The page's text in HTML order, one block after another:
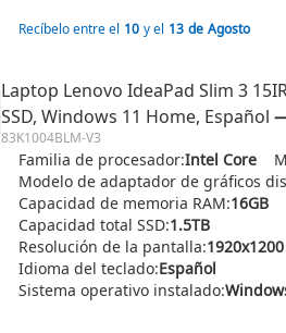
Recíbelo entre el 10 y el 13 de Agosto
Laptop Lenovo IdeaPad Slim 3
SSD, Windows 11 Home, Español
83K1004BLM-V3
Familia de procesador:Intel Core
Modelo de adaptador de gráficos
Capacidad de memoria RAM:16GB
Capacidad total SSD:1.5TB
Resolución de la pantalla:
Idioma del teclado:Español
Sistema operativo instalado: